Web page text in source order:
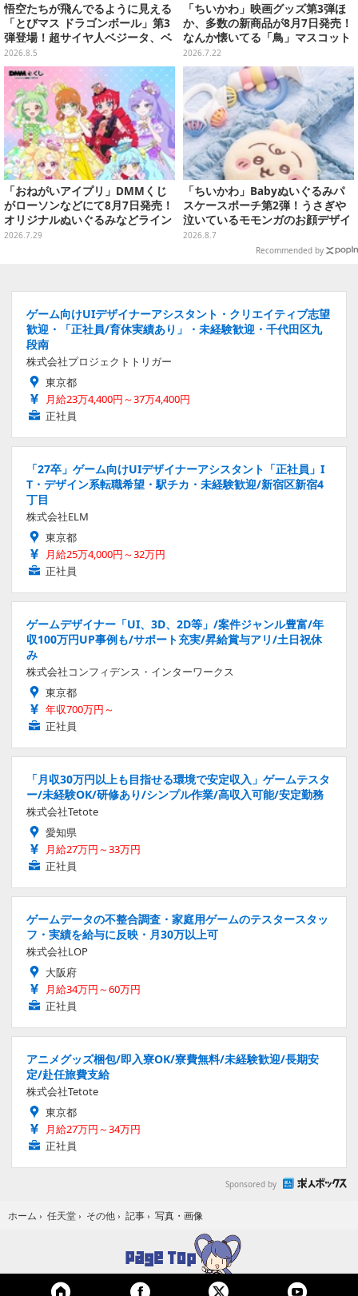
悟空たちが飛んでるように見える
「とびマス ドラゴンボール」第3
弾登場！超サイヤ人ベジータ、ベ
ジットなど全6種
2026.8.5
「ちいかわ」映画グッズ第3弾ほ
か、多数の新商品が8月7日発売！
なんか懐いてる「鳥」マスコット
や場面写アイテムなど必見のライ
ンナップ
2026.7.22
「おねがいアイプリ」DMMくじ
がローソンなどにて8月7日発売！
オリジナルぬいぐるみなどライン
ナップ、各等賞にスペシャルアイ
2026.7.29
「ちいかわ」Babyぬいぐるみパ
スケースポーチ第2弾！うさぎや
泣いているモモンガのお顔デザイ
ン全4種が8月下旬プライズ展開
2026.8.7
Recommended by
ゲーム向けUIデザイナーアシスタント・クリエイティブ志望
歓迎・「正社員/育休実績あり」・未経験歓迎・千代田区九
段南
株式会社プロジェクトトリガー
東京都
月給23万4,400円～37万4,400円
正社員
「27卒」ゲーム向けUIデザイナーアシスタント「正社員」I
T・デザイン系転職希望・駅チカ・未経験歓迎/新宿区新宿4
丁目
株式会社ELM
東京都
月給25万4,000円～32万円
正社員
ゲームデザイナー「UI、3D、2D等」/案件ジャンル豊富/年
収100万円UP事例も/サポート充実/昇給賞与アリ/土日祝休
み
株式会社コンフィデンス・インターワークス
東京都
年収700万円～
正社員
「月収30万円以上も目指せる環境で安定収入」ゲームテスタ
ー/未経験OK/研修あり/シンプル作業/高収入可能/安定勤務
株式会社Tetote
愛知県
月給27万円～33万円
正社員
ゲームデータの不整合調査・家庭用ゲームのテスタースタッ
フ・実績を給与に反映・月30万以上可
株式会社LOP
大阪府
月給34万円～60万円
正社員
アニメグッズ梱包/即入寮OK/寮費無料/未経験歓迎/長期安
定/赴任旅費支給
株式会社Tetote
東京都
月給27万円～34万円
正社員
Sponsored by
ホーム › 任天堂 › その他 › 記事 › 写真・画像